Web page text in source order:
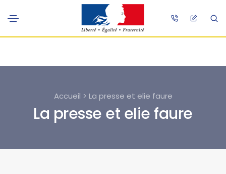
Accueil > La presse et elie faure
La presse et elie faure